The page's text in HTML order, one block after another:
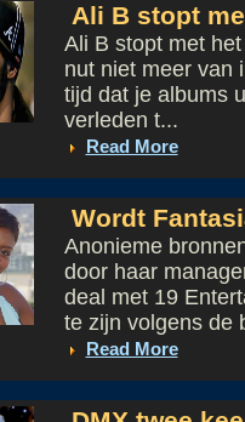
Ali B stopt
Ali B stopt met
nut niet meer van
tijd dat je albums
verleden t...
Read More
Wordt
Anonieme
door haar
deal met 19
te zijn volgens de
Read More